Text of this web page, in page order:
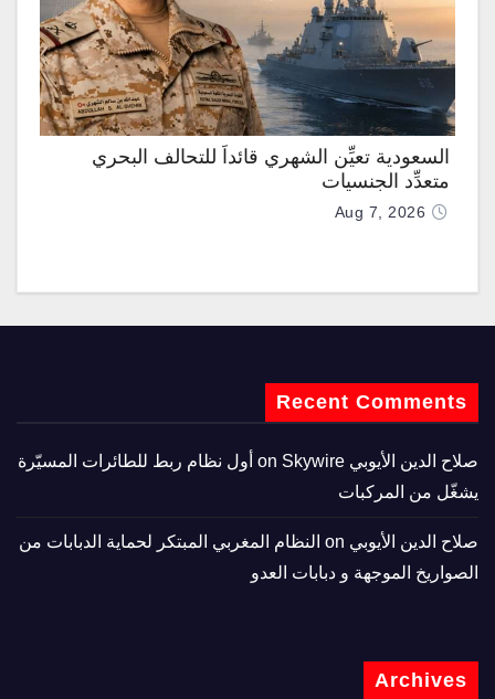
السعودية تعيِّن الشهري قائداً للتحالف البحري
متعدِّد الجنسيات
Aug 7, 2026
Recent Comments
صلاح الدين الأيوبي
Skywire أول نظام ربط للطائرات المسيّرة
يشغّل من المركبات
صلاح الدين الأيوبي
النظام المغربي المبتكر لحماية الدبابات من
الصواريخ الموجهة و دبابات العدو
Archives